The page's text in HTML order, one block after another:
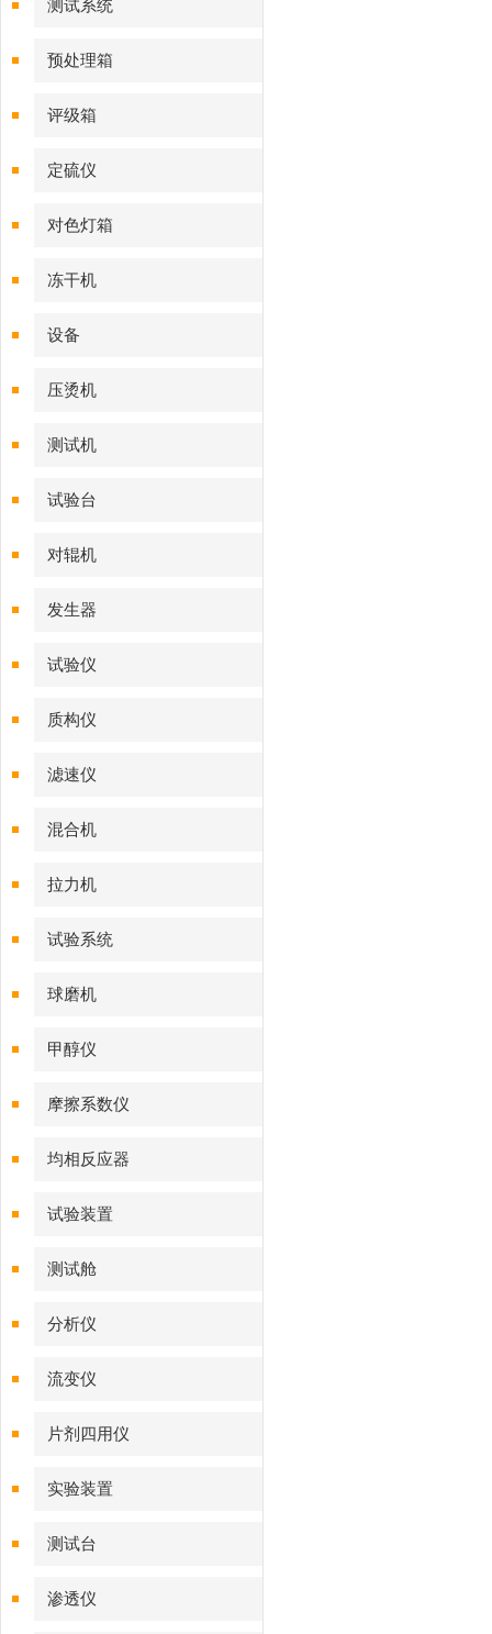
测试系统
预处理箱
评级箱
定硫仪
对色灯箱
冻干机
设备
压烫机
测试机
试验台
对辊机
发生器
试验仪
质构仪
滤速仪
混合机
拉力机
试验系统
球磨机
甲醇仪
摩擦系数仪
均相反应器
试验装置
测试舱
分析仪
流变仪
片剂四用仪
实验装置
测试台
渗透仪